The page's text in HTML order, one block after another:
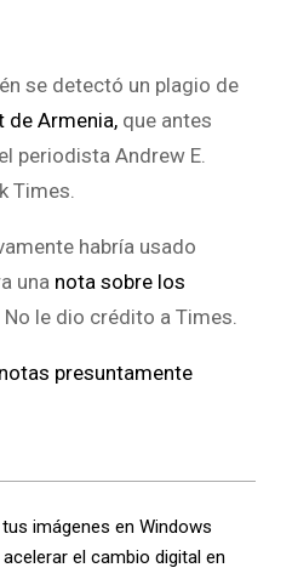
se detectó un plagio de
de Armenia, que antes
periodista Andrew E.
Times.
habría usado
una nota sobre los
No le dio crédito a Times.
presuntamente
imágenes en Windows
acelerar el cambio digital en